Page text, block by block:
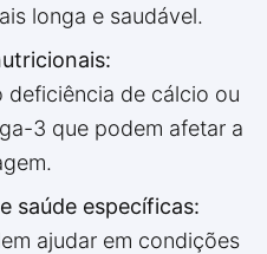
longa e saudável.
deficiência de cálcio ou
3 que podem afetar a
saúde específicas:
ajudar em condições